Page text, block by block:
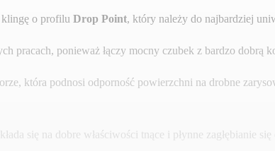
o profilu Drop Point, który należy do najbardziej
pracach, ponieważ łączy mocny czubek z bardzo dobrą
która podnosi odporność powierzchni na drobne
się na dobre właściwości tnące i płynne zagłębianie się